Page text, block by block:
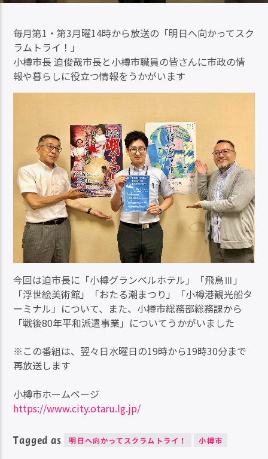
毎月第1・第3月曜14時から放送の「明日へ向かってスク
ラムトライ！」
小樽市長 迫俊哉市長と小樽市職員の皆さんに市政の情
報や暮らしに役立つ情報をうかがいます
今回は迫市長に「小樽グランベルホテル」「飛鳥Ⅲ」
「浮世絵美術館」「おたる潮まつり」「小樽港観光船タ
ーミナル」について、また、小樽市総務部総務課から
「戦後80年平和派遣事業」についてうかがいました
※この番組は、翌々日水曜日の19時から19時30分まで
再放送します
小樽市ホームページ
https://www.city.otaru.lg.jp/
Tagged as 明日へ向かってスクラムトライ！ 小樽市